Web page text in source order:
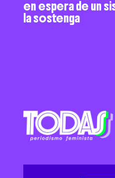
en espera de un
la sostenga